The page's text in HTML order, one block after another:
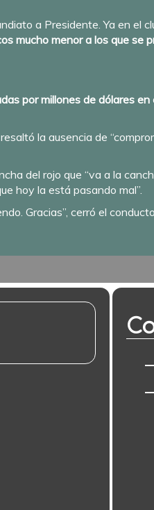
a Presidente. Ya en el
mucho menor a los que se
por millones de dólares
la ausencia de
del rojo que “va a la
hoy la está pasando mal”.
Gracias”, cerró el